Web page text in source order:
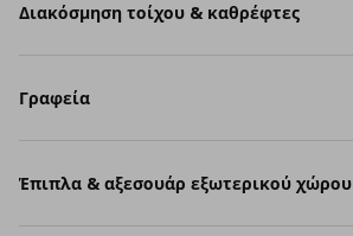
Διακόσμηση τοίχου & καθρέφτες
Γραφεία
Έπιπλα & αξεσουάρ εξωτερικού χώρου